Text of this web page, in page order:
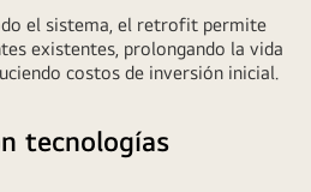
el sistema, el retrofit permite
existentes, prolongando la vida
costos de inversión inicial.
tecnologías